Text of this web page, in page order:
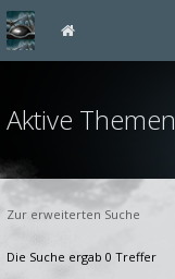
Aktive Themen
Zur erweiterten Suche
Die Suche ergab 0 Treffer